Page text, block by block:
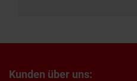
Kunden über uns: